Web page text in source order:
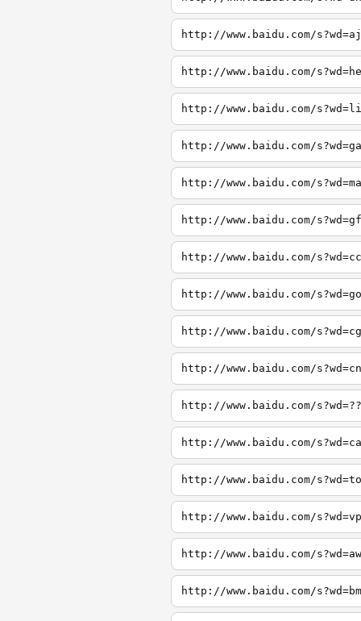
http://www.baidu.com/s?wd=aj
http://www.baidu.com/
http://www.baidu.com/
http://www.baidu.com/
http://www.baidu.com/
http://www.baidu.com/
http://www.baidu.com/
http://www.baidu.com/
http://www.baidu.com/
http://www.baidu.com/
http://www.baidu.com/
http://www.baidu.com/
http://www.baidu.com/
http://www.baidu.com/
http://www.baidu.com/
http://www.baidu.com/